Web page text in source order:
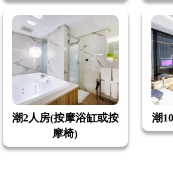
潮2人房(按摩浴缸或按
摩椅)
潮